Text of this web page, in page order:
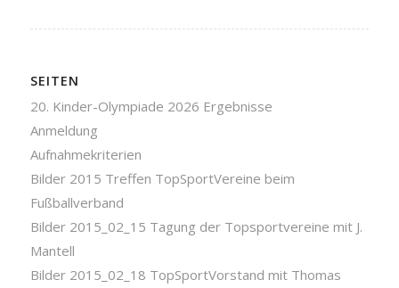
SEITEN
20. Kinder-Olympiade 2026 Ergebnisse
Anmeldung
Aufnahmekriterien
Bilder 2015 Treffen TopSportVereine beim
Fußballverband
Bilder 2015_02_15 Tagung der Topsportvereine mit J.
Mantell
Bilder 2015_02_18 TopSportVorstand mit Thomas